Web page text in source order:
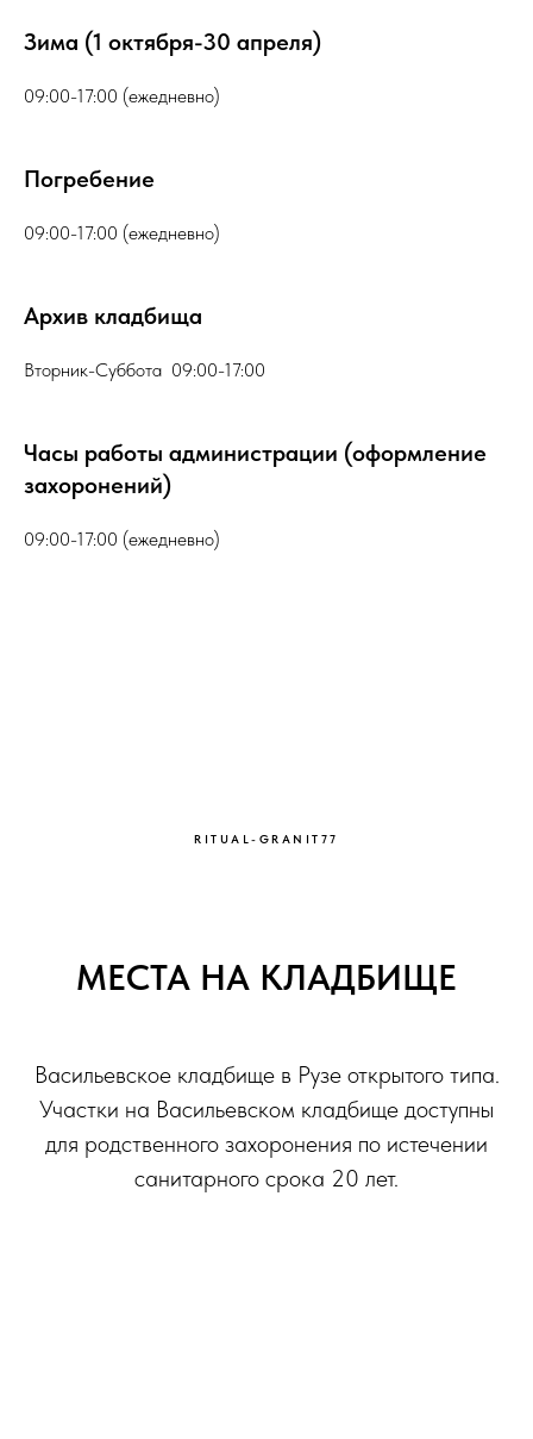
Зима (1 октября-30 апреля)
09:00-17:00 (ежедневно)
Погребение
09:00-17:00 (ежедневно)
Архив кладбища
Вторник-Суббота 09:00-17:00
Часы работы администрации (оформление
захоронений)
09:00-17:00 (ежедневно)
RITUAL-GRANIT77
МЕСТА НА КЛАДБИЩЕ
Васильевское кладбище в Рузе открытого типа.
Участки на Васильевском кладбище доступны
для родственного захоронения по истечении
санитарного срока 20 лет.